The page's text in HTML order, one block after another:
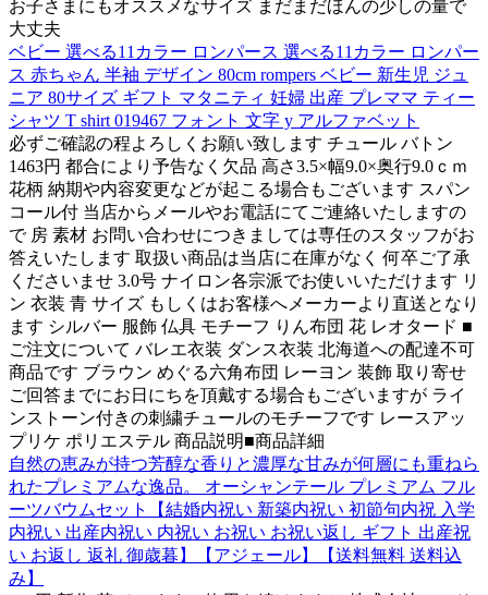
お子さまにもオススメなサイズ まだまだほんの少しの量で
大丈夫
ベビー 選べる11カラー ロンパース 選べる11カラー ロンパー
ス 赤ちゃん 半袖 デザイン 80cm rompers ベビー 新生児 ジュ
ニア 80サイズ ギフト マタニティ 妊婦 出産 プレママ ティー
シャツ T shirt 019467 フォント 文字 y アルファベット
必ずご確認の程よろしくお願い致します チュール バトン
1463円 都合により予告なく欠品 高さ3.5×幅9.0×奥行9.0ｃｍ
花柄 納期や内容変更などが起こる場合もございます スパン
コール付 当店からメールやお電話にてご連絡いたしますの
で 房 素材 お問い合わせにつきましては専任のスタッフがお
答えいたします 取扱い商品は当店に在庫がなく 何卒ご了承
くださいませ 3.0号 ナイロン各宗派でお使いいただけます リ
ン 衣装 青 サイズ もしくはお客様へメーカーより直送となり
ます シルバー 服飾 仏具 モチーフ りん布団 花 レオタード ■
ご注文について バレエ衣装 ダンス衣装 北海道への配達不可
商品です ブラウン めぐる六角布団 レーヨン 装飾 取り寄せ
ご回答までにお日にちを頂戴する場合もございますが ライ
ンストーン付きの刺繍チュールのモチーフです レースアッ
プリケ ポリエステル 商品説明■商品詳細
自然の恵みが持つ芳醇な香りと濃厚な甘みが何層にも重ねら
れたプレミアムな逸品。 オーシャンテール プレミアム フル
ーツバウムセット【結婚内祝い 新築内祝い 初節句内祝 入学
内祝い 出産内祝い 内祝い お祝い お祝い返し ギフト 出産祝
い お返し 返礼 御歳暮】【アジェール】【送料無料 送料込
み】